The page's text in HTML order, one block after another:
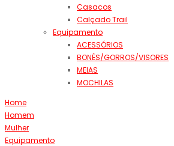
Casacos
Calçado Trail
Equipamento
ACESSÓRIOS
BONÉS/GORROS/VISORES
MEIAS
MOCHILAS
Home
Homem
Mulher
Equipamento